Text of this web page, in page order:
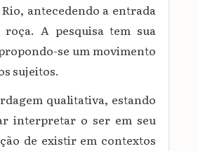
antecedendo a entrada
A pesquisa tem sua
se um movimento
sujeitos.
qualitativa, estando
interpretar o ser em seu
de existir em contextos